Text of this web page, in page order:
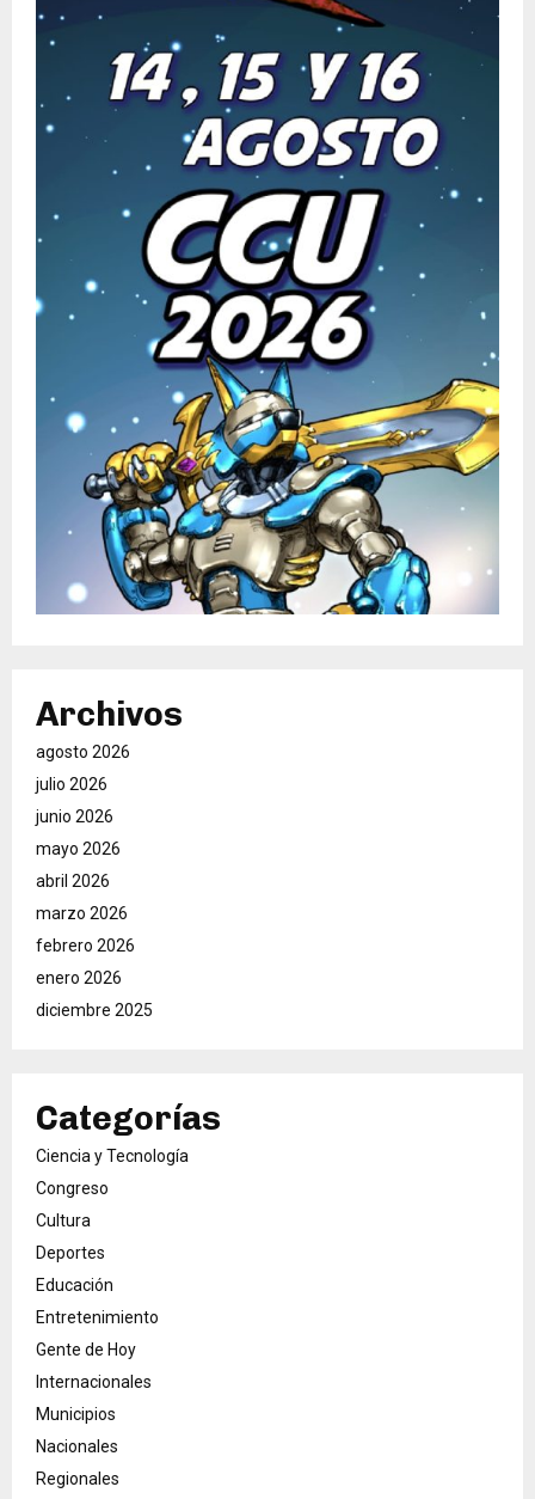
Archivos
agosto 2026
julio 2026
junio 2026
mayo 2026
abril 2026
marzo 2026
febrero 2026
enero 2026
diciembre 2025
Categorías
Ciencia y Tecnología
Congreso
Cultura
Deportes
Educación
Entretenimiento
Gente de Hoy
Internacionales
Municipios
Nacionales
Regionales